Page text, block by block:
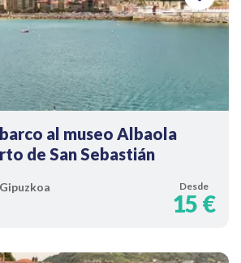
al museo Albaola
de San Sebastián
Desde
15 €